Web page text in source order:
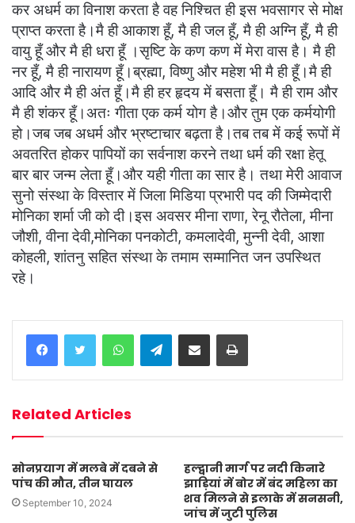
कर अधर्म का विनाश करता है वह निश्चित ही इस भवसागर से मोक्ष
प्राप्त करता है।मै ही आकाश हूँ, मै ही जल हूँ, मै ही अग्नि हूँ, मै ही
वायु हूँ और मै ही धरा हूँ ।सृष्टि के कण कण में मेरा वास है। मै ही
नर हूँ, मै ही नारायण हूँ।ब्रह्मा, विष्णु और महेश भी मै ही हूँ।मै ही
आदि और मै ही अंत हूँ।मै ही हर हृदय में बसता हूँ। मै ही राम और
मै ही शंकर हूँ।अतः गीता एक कर्म योग है।और तुम एक कर्मयोगी
हो।जब जब अधर्म और भ्रष्टाचार बढ़ता है।तब तब में कई रूपों में
अवतरित होकर पापियों का सर्वनाश करने तथा धर्म की रक्षा हेतू
बार बार जन्म लेता हूँ।और यही गीता का सार है। तथा मेरी आवाज
सुनो संस्था के विस्तार में जिला मिडिया प्रभारी पद की जिम्मेदारी
मोनिका शर्मा जी को दी।इस अवसर मीना राणा, रेनू रौतेला, मीना
जौशी, वीना देवी,मोनिका पनकोटी, कमलादेवी, मुन्नी देवी, आशा
कोहली, शांतनु सहित संस्था के तमाम सम्मानित जन उपस्थित
रहे।
WhatsAppTelegramShare via Email Print
Related Articles
सोनप्रयाग में मलबे में दबने से
पांच की मौत, तीन घायल
September 10, 2024
हल्द्वानी मार्ग पर नदी किनारे
झाड़ियां में बोर में बंद महिला का
शव मिलने से इलाके में सनसनी,
जांच में जुटी पुलिस